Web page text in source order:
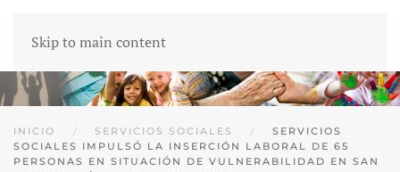
Skip to main content
INICIO SERVICIOS SOCIALES
SERVICIOS
SOCIALES IMPULSÓ LA INSERCIÓN LABORAL DE 65
PERSONAS EN SITUACIÓN DE VULNERABILIDAD EN SAN